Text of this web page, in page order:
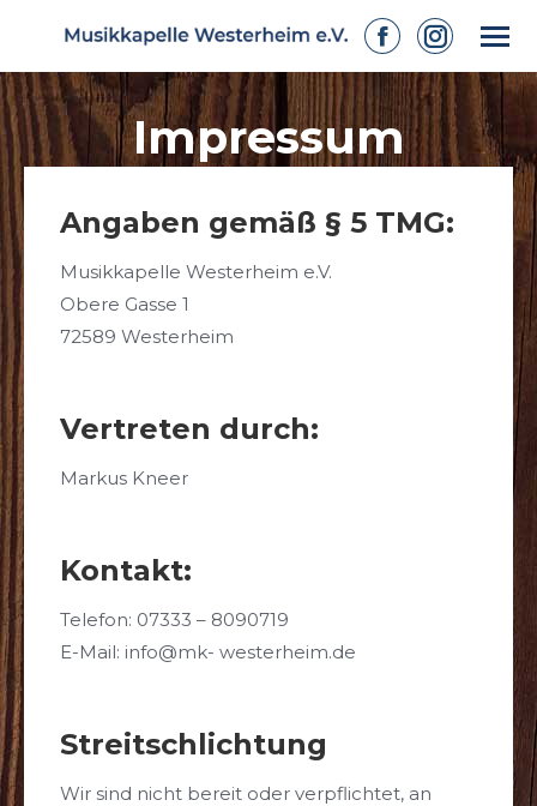
Facebook
page
opens
in
window
Instagram
page
opens
in
window
Impressum
Angaben gemäß § 5 TMG:
Musikkapelle Westerheim e.V.
Obere Gasse 1
72589 Westerheim
Vertreten durch:
Markus Kneer
Kontakt:
Telefon: 07333 – 8090719
E-Mail: info@mk- westerheim.de
Streitschlichtung
Wir sind nicht bereit oder verpflichtet, an